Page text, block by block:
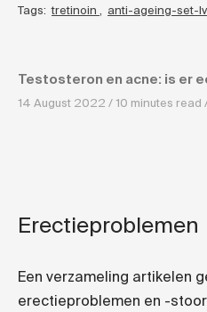
Tags: tretinoin , anti-ageing-set-
Testosteron en acne: is er
14 August 2022 / 10 minutes read
Erectieproblemen
Een verzameling artikelen
erectieproblemen en -